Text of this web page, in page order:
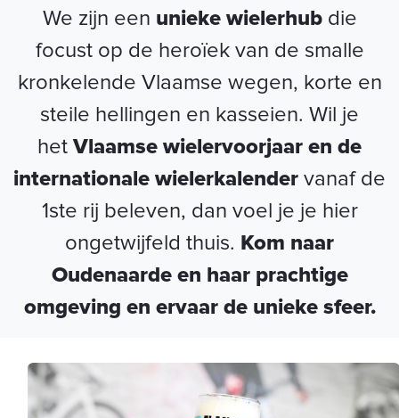
We zijn een unieke wielerhubdie
focust op de heroïek van de smalle
kronkelende Vlaamse wegen, korte en
steile hellingen en kasseien. Wil je
het Vlaamse wielervoorjaar en de
internationale wielerkalender vanaf de
1ste rij beleven, dan voel je je hier
ongetwijfeld thuis. Kom naar
Oudenaarde en haar prachtige
omgeving en ervaar de unieke sfeer.